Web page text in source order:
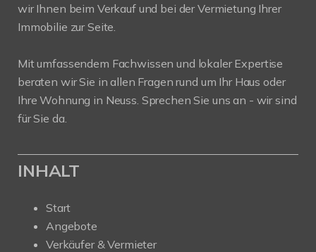
wir Ihnen beim Verkauf und bei der Vermietung Ihrer
Immobilie zur Seite.
Mit umfassendem Fachwissen und lokaler Expertise
beraten wir Sie in allen Fragen rund um Ihr Haus oder
Ihre Wohnung in Neuss. Sprechen Sie uns an - wir sind
für Sie da.
INHALT
Start
Angebote
Verkäufer & Vermieter